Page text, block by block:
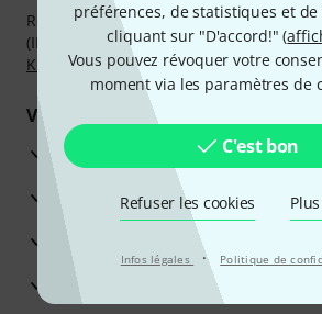
préférences, de statistiques et
cliquant sur "D'accord!" (
Vous pouvez révoquer votre
moment via les paramètres de
C'est bon
Refuser les cookies
Infos légales · Politique de
Réglez de manière sûre et sécurisée
(IBAN/BIC), PayPal, Amazon Pay,Klarna
Klarna Payer en 3 foisou Carte de
Vos avantages
Ga­ran­tie Thomann 3 ans
Garantie 30 jours satisfait ou
Service de réparation
Conseils d'experts en la matière